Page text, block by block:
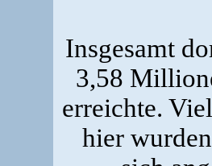
Insgesamt
3,58
erreichte.
hier